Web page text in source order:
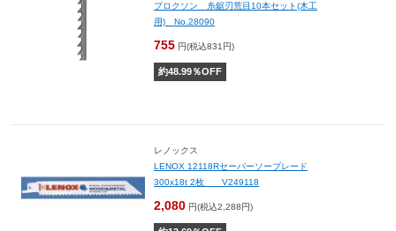
プロクソン 糸鋸刃荒目10本セット(木工
用) No.28090
755 円(税込831円)
約48.99％OFF
レノックス
LENOX 12118Rセーバーソーブレード
300x18t 2枚 V249118
2,080 円(税込2,288円)